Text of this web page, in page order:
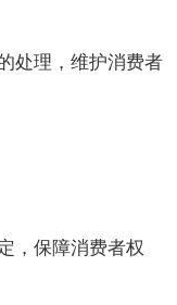
处理，维护消费者
，保障消费者权